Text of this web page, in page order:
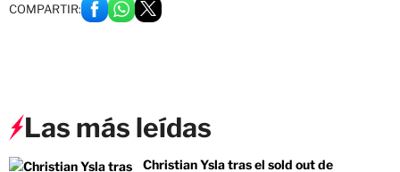
COMPARTIR:
Las más leídas
Christian Ysla tras el sold out de